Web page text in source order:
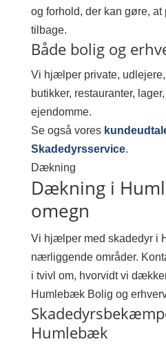
og forhold, der kan gøre, at
tilbage.
Både bolig og
Vi hjælper private,
butikker, restauranter,
ejendomme.
Se også vores
Skadedyrsservice.
Dækning
Dækning i
omegn
Vi hjælper med skadedyr i
nærliggende områder.
i tvivl om, hvorvidt vi
Humlebæk Bolig og
Humlebæk